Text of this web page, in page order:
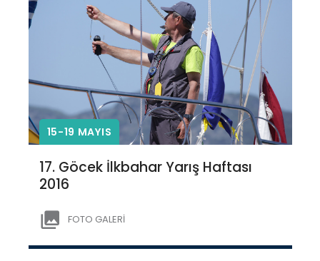
15-19 MAYIS
17. Göcek İlkbahar Yarış Haftası
2016
FOTO GALERİ